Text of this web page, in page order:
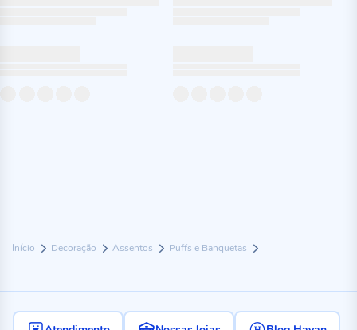
Início Decoração Assentos Puffs e Banquetas